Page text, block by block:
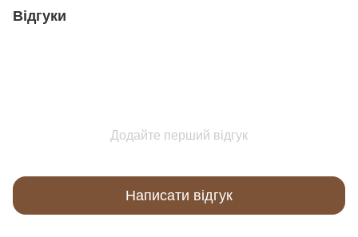
Відгуки
Додайте перший відгук
Написати відгук